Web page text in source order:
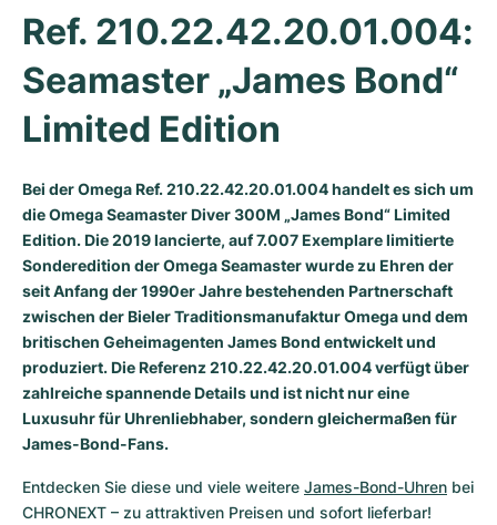
Milgauss
Oyster Perpetual
Yacht-Master
Yacht-Master II
Sea-Dweller
Sky-Dweller
Submariner
Damenuhren
Ronde
Rotonde
Crash
Pasha
Tortue
Baignoire
Ballon Blanc
Roadster
Gebraucht
Damenuhren
Professional
Bentley
Transocean
Cockpit
Chronospace
Super Avenger
Galactic
Montbrillant
Gebraucht
Damenuhren
Formula 1
Grand Carrera
Gebraucht
Damenuhren
Portofino
Portugieser
Da Vinci
Aquatimer
Spitfire
GST
Vintage
Gebraucht
Spirit of Big Bang
King Power
Gebraucht
Ref. 210.22.42.20.01.004:
Seamaster „James Bond“
Limited Edition
Bei der Omega Ref. 210.22.42.20.01.004 handelt es sich um
die Omega Seamaster Diver 300M „James Bond“ Limited
Edition. Die 2019 lancierte, auf 7.007 Exemplare limitierte
Sonderedition derOmega Seamasterwurde zu Ehren der
seit Anfang der 1990er Jahre bestehenden Partnerschaft
zwischen der Bieler Traditionsmanufaktur Omega und dem
britischen Geheimagenten James Bond entwickelt und
produziert. Die Referenz 210.22.42.20.01.004 verfügt über
zahlreiche spannende Details und ist nicht nur eine
Luxusuhr für Uhrenliebhaber, sondern gleichermaßen für
James-Bond-Fans.
Entdecken Sie diese und viele weitere James-Bond-Uhren bei
CHRONEXT – zu attraktiven Preisen und sofort lieferbar!